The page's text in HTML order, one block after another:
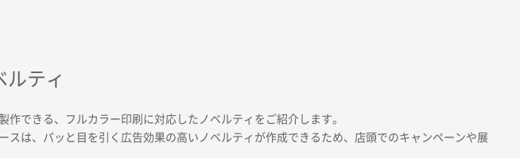
ルティ
できる、フルカラー印刷に対応したノベルティをご紹介します。
スは、パッと目を引く広告効果の高いノベルティが作成できるため、店頭でのキャンペーンや展